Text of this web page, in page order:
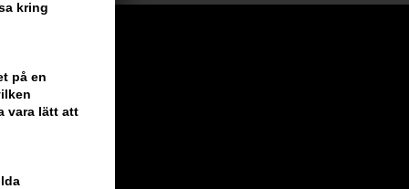
kring
på en
vara lätt att